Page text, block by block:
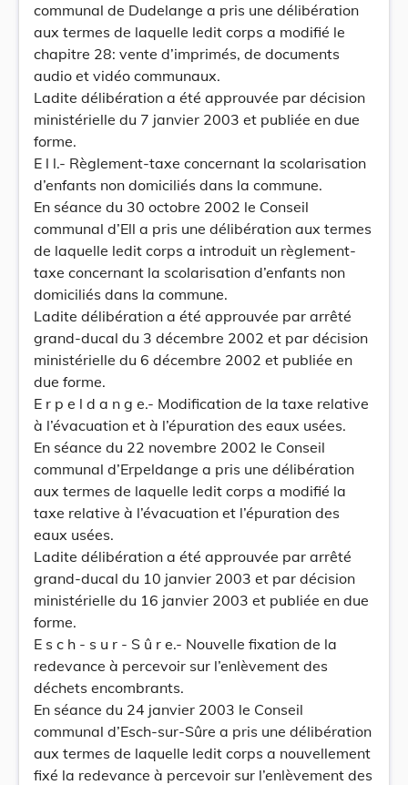
communal de Dudelange a pris une délibération
aux termes de laquelle ledit corps a modifié le
chapitre 28: vente d’imprimés, de documents
audio et vidéo communaux.
Ladite délibération a été approuvée par décision
ministérielle du 7 janvier 2003 et publiée en due
forme.
E l l.- Règlement-taxe concernant la scolarisation
d’enfants non domiciliés dans la commune.
En séance du 30 octobre 2002 le Conseil
communal d’Ell a pris une délibération aux termes
de laquelle ledit corps a introduit un règlement-
taxe concernant la scolarisation d’enfants non
domiciliés dans la commune.
Ladite délibération a été approuvée par arrêté
grand-ducal du 3 décembre 2002 et par décision
ministérielle du 6 décembre 2002 et publiée en
due forme.
E r p e l d a n g e.- Modification de la taxe relative
à l’évacuation et à l’épuration des eaux usées.
En séance du 22 novembre 2002 le Conseil
communal d’Erpeldange a pris une délibération
aux termes de laquelle ledit corps a modifié la
taxe relative à l’évacuation et l’épuration des
eaux usées.
Ladite délibération a été approuvée par arrêté
grand-ducal du 10 janvier 2003 et par décision
ministérielle du 16 janvier 2003 et publiée en due
forme.
E s c h - s u r - S û r e.- Nouvelle fixation de la
redevance à percevoir sur l’enlèvement des
déchets encombrants.
En séance du 24 janvier 2003 le Conseil
communal d’Esch-sur-Sûre a pris une délibération
aux termes de laquelle ledit corps a nouvellement
fixé la redevance à percevoir sur l’enlèvement des